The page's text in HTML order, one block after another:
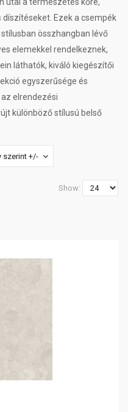
Ezek a csempék
összhangban lévő
elemekkel rendelkeznek,
láthatók, kiváló kiegészítői
egyszerűsége és
elrendezési
különböző stílusú belső
szerint +/-
Show: